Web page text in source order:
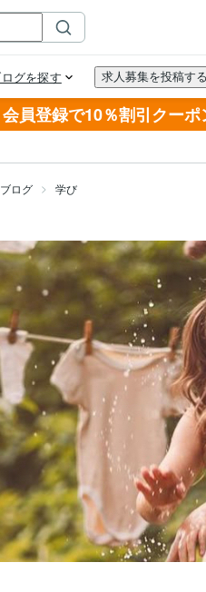
会員登録で10％割引クーポ
ブログ 学び